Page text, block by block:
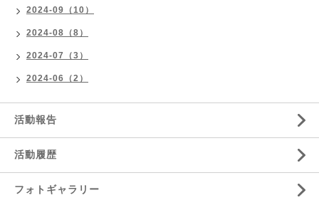
2024-09（10）
2024-08（8）
2024-07（3）
2024-06（2）
活動報告
活動履歴
フォトギャラリー